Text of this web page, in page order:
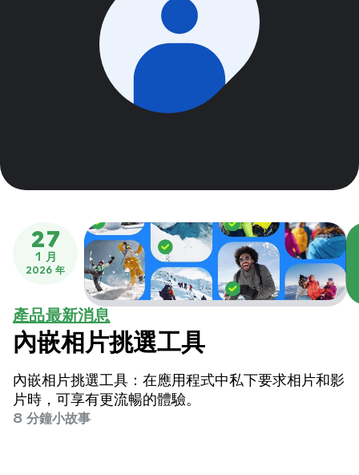
27
1 月
2026 年
產品最新消息
內嵌相片挑選工具
內嵌相片挑選工具：在應用程式中私下要求相片和影
片時，可享有更流暢的體驗。
8 分鐘小故事